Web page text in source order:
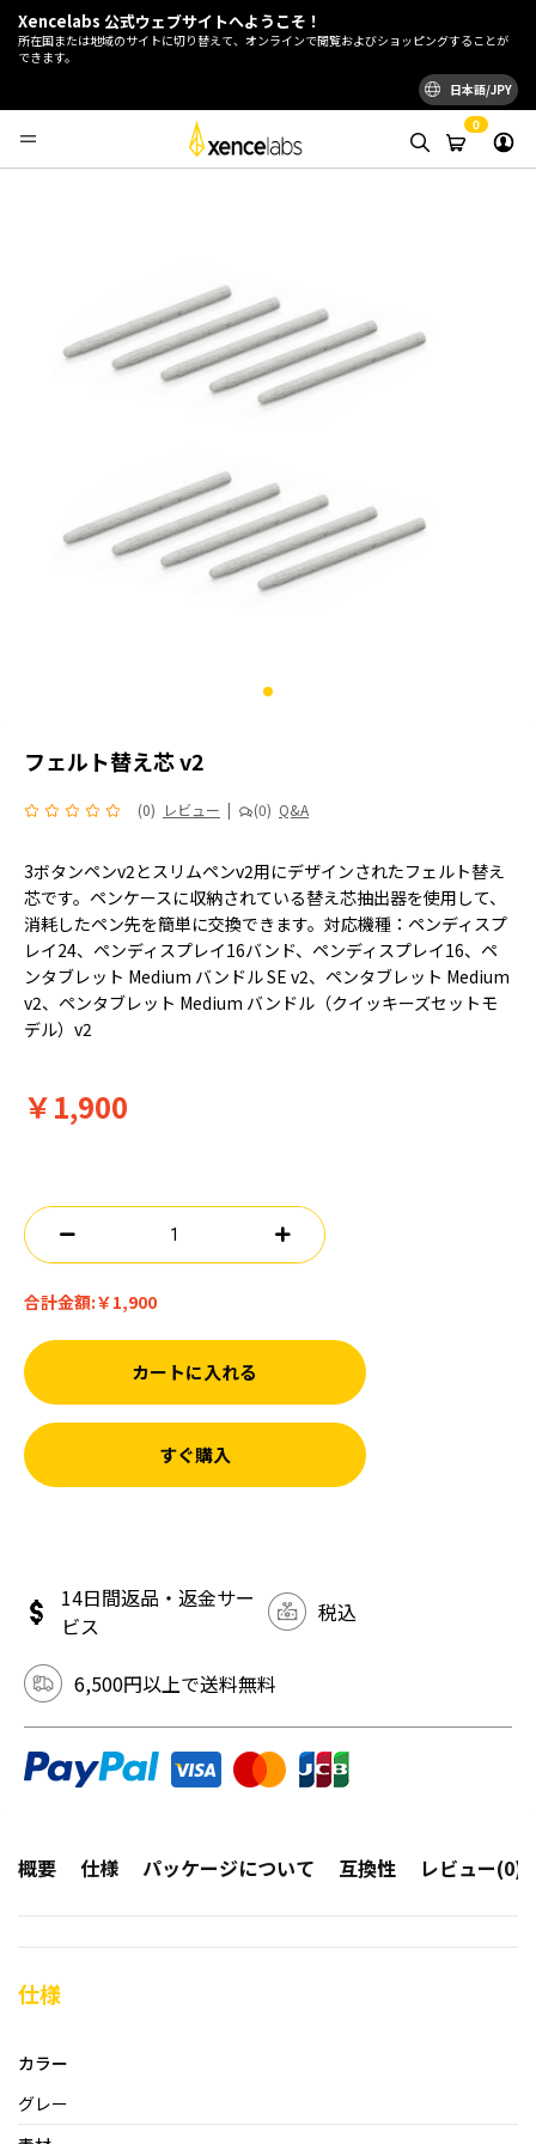
Xencelabs 公式ウェブサイトへようこそ！
所在国または地域のサイトに切り替えて、オンラインで閲覧およびショッピングすることが
できます。
日本語/JPY
0
フェルト替え芯 v2
(0) レビュー | (0) Q&A
3ボタンペンv2とスリムペンv2用にデザインされたフェルト替え
芯です。ペンケースに収納されている替え芯抽出器を使用して、
消耗したペン先を簡単に交換できます。対応機種：ペンディスプ
レイ24、ペンディスプレイ16バンド、ペンディスプレイ16、ペ
ンタブレット Medium バンドル SE v2、ペンタブレット Medium
v2、ペンタブレット Medium バンドル（クイッキーズセットモ
デル）v2
￥1,900
合計金額:￥1,900
カートに入れる
すぐ購入
14日間返品・返金サー
ビス
税込
6,500円以上で送料無料
概要 仕様 パッケージについて 互換性 レビュー(0)
仕様
カラー
グレー